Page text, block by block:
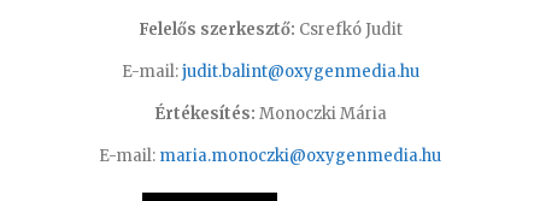
Felelős szerkesztő: Csrefkó Judit
E-mail:judit.balint@oxygenmedia.hu
Értékesítés: Monoczki Mária
E-mail: maria.monoczki@oxygenmedia.hu